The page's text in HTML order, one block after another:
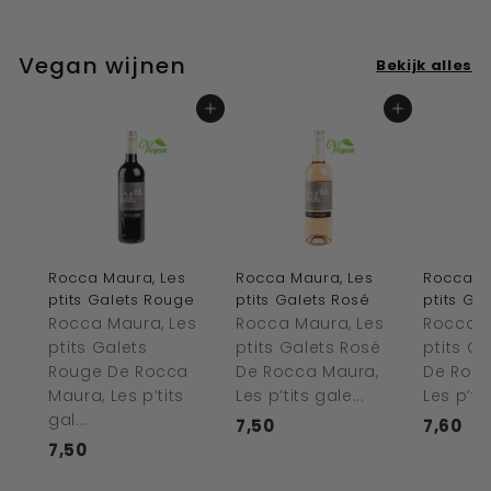
Vegan wijnen Bekijk alles
In winkelwagen
Rocca Maura, Les
ptits Galets Rouge
Rocca Maura, Les
ptits Galets
Rouge De Rocca
Maura, Les p’tits
gal...
7,50
In winkelwagen
Rocca Maura, Les
ptits Galets Rosé
Rocca Maura, Les
ptits Galets Rosé
De Rocca Maura,
Les p’tits gale...
7,50
Rocca
ptits
Rocca
ptits
De
Les
7,60